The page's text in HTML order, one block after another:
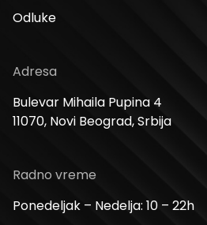
Odluke
Adresa
Bulevar Mihaila Pupina 4
11070, Novi Beograd, Srbija
Radno vreme
Ponedeljak – Nedelja: 10 – 22h